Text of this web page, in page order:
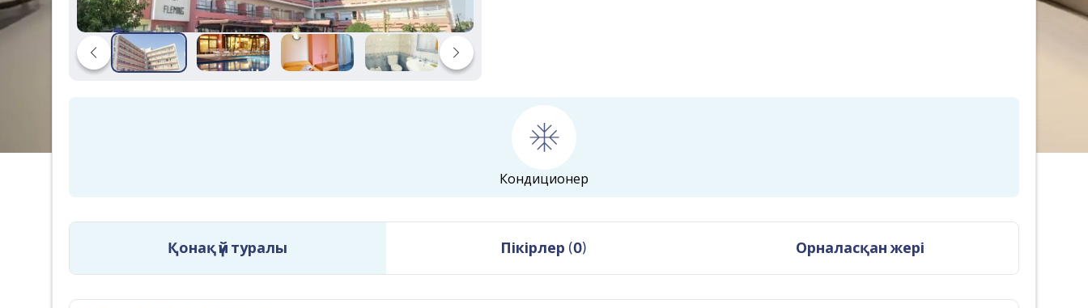
Кондиционер
Қонақ үй туралы Пікірлер (0) Орналасқан жері